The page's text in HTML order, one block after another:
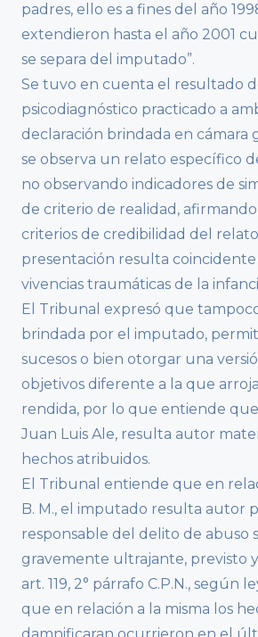
padres, ello es a fines del año
extendieron hasta el año 2001
se separa del imputado”.
Se tuvo en cuenta el resultado
psicodiagnóstico practicado a
declaración brindada en cámara
se observa un relato específico
no observando indicadores de
de criterio de realidad,
criterios de credibilidad del
presentación resulta coincidente
vivencias traumáticas de la
El Tribunal expresó que
brindada por el imputado,
sucesos o bien otorgar una
objetivos diferente a la que
rendida, por lo que entiende
Juan Luis Ale, resulta autor
hechos atribuidos.
El Tribunal entiende que en
B. M., el imputado resulta autor
responsable del delito de abuso
gravemente ultrajante, previsto
art. 119, 2° párrafo C.P.N., según
que en relación a la misma los